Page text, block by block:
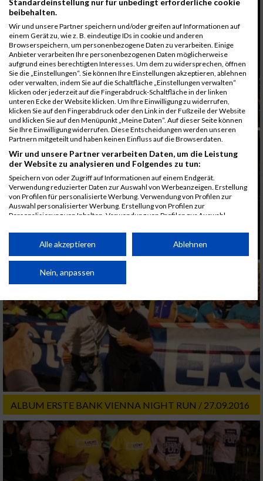
ALBUM ERSTE BANK VIENNA NIGHT RUN / 27.09.2016
Standardeinstellung nur für unbedingt erforderliche cookie
beibehalten.
Wir und unsere Partner speichern und/oder greifen auf Informationen auf
einem Gerät zu, wie z. B. eindeutige IDs in cookie und anderen
Browserspeichern, um personenbezogene Daten zu verarbeiten. Einige
Anbieter verarbeiten Ihre personenbezogenen Daten möglicherweise
aufgrund eines berechtigten Interesses. Um dem zu widersprechen, öffnen
Sie die „Einstellungen“. Sie können Ihre Einstellungen akzeptieren, ablehnen
oder verwalten, indem Sie auf die Schaltfläche „Einstellungen verwalten“
klicken oder jederzeit auf die Fingerabdruck-Schaltfläche in der linken
unteren Ecke der Website klicken. Um Ihre Einwilligung zu widerrufen,
klicken Sie auf den Fingerabdruck oder den Link in der Fußzeile der Website
und klicken Sie auf den Menüpunkt „Meine Daten“. Auf dieser Seite können
Sie Ihre Einwilligung widerrufen. Diese Entscheidungen werden unseren
Partnern mitgeteilt und haben keinen Einfluss auf die Browserdaten.
Wir und unsere Partner verarbeiten Daten, um die Leistung
der Website zu analysieren und Folgendes zu tun:
Speichern von oder Zugriff auf Informationen auf einem Endgerät.
Verwendung reduzierter Daten zur Auswahl von Werbeanzeigen. Erstellung
von Profilen für personalisierte Werbung. Verwendung von Profilen zur
Auswahl personalisierter Werbung. Erstellung von Profilen zur
Personalisierung von Inhalten. Verwendung von Profilen zur Auswahl
Performance von Inhalten. Analyse von Zielgruppen durch Statistiken oder
Kombinationen von Daten aus verschiedenen Quellen. Entwicklung und
von Inhalten.
Daten können außerhalb der Europäischen Union weitergegeben und in die
Website/App.
Partnerliste anzeigen (1 IAB-Anbieter)
Wir nutzen Ihre Daten für folgende Zwecke:
IAB-Verarbeitungszwecke:
Speichern von oder Zugriff auf Informationen
auf einem Endgerät
Verwendung reduzierter Daten zur Auswahl
von Werbeanzeigen
Erstellung von Profilen für personalisierte
Werbung
Alle akzeptieren Ablehnen
Nein, anpassen